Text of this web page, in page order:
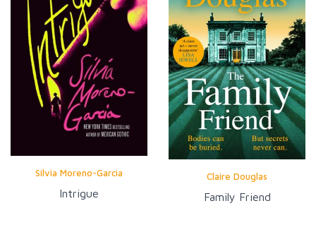
Silvia Moreno-Garcia
Intrigue
Claire Douglas
Family Friend